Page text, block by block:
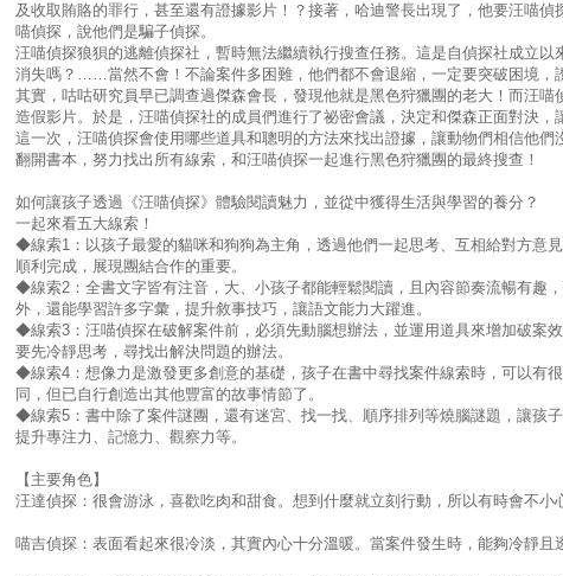
及收取賄賂的罪行，甚至還有證據影片！？接著，哈迪警長出現了，他要汪喵
喵偵探，說他們是騙子偵探。
汪喵偵探狼狽的逃離偵探社，暫時無法繼續執行搜查任務。這是自偵探社成立
消失嗎？……當然不會！不論案件多困難，他們都不會退縮，一定要突破困境，
其實，咕咕研究員早已調查過傑森會長，發現他就是黑色狩獵團的老大！而汪
造假影片。於是，汪喵偵探社的成員們進行了祕密會議，決定和傑森正面對決，
這一次，汪喵偵探會使用哪些道具和聰明的方法來找出證據，讓動物們相信他
翻開書本，努力找出所有線索，和汪喵偵探一起進行黑色狩獵團的最終搜查！
如何讓孩子透過《汪喵偵探》體驗閱讀魅力，並從中獲得生活與學習的養分？
一起來看五大線索！
◆線索1：以孩子最愛的貓咪和狗狗為主角，透過他們一起思考、互相給對方意
順利完成，展現團結合作的重要。
◆線索2：全書文字皆有注音，大、小孩子都能輕鬆閱讀，且內容節奏流暢有趣
外，還能學習許多字彙，提升敘事技巧，讓語文能力大躍進。
◆線索3：汪喵偵探在破解案件前，必須先動腦想辦法，並運用道具來增加破案
要先冷靜思考，尋找出解決問題的辦法。
◆線索4：想像力是激發更多創意的基礎，孩子在書中尋找案件線索時，可以有
同，但已自行創造出其他豐富的故事情節了。
◆線索5：書中除了案件謎團，還有迷宮、找一找、順序排列等燒腦謎題，讓孩
提升專注力、記憶力、觀察力等。
【主要角色】
汪達偵探：很會游泳，喜歡吃肉和甜食。想到什麼就立刻行動，所以有時會不小
喵吉偵探：表面看起來很冷淡，其實內心十分溫暖。當案件發生時，能夠冷靜且